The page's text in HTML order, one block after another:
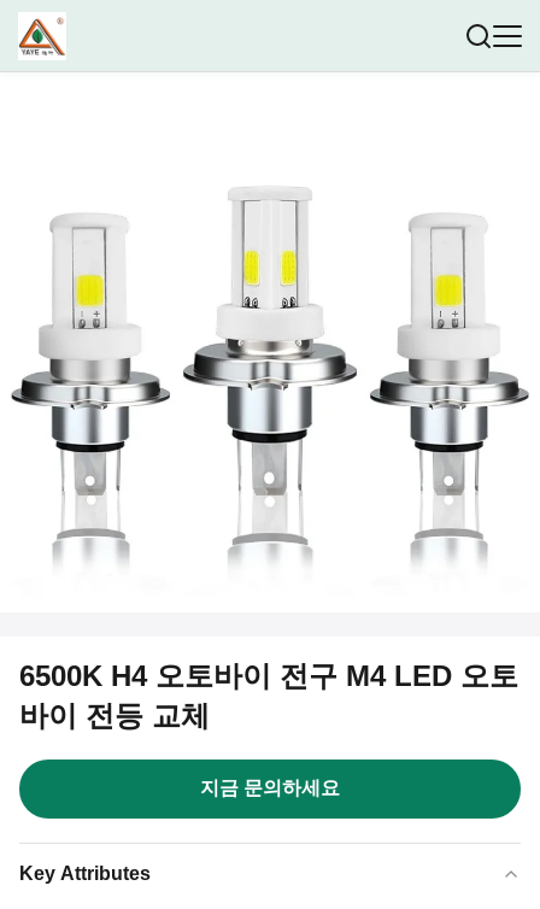
6500K H4 오토바이 전구 M4 LED 오토
바이 전등 교체
지금 문의하세요
Key Attributes